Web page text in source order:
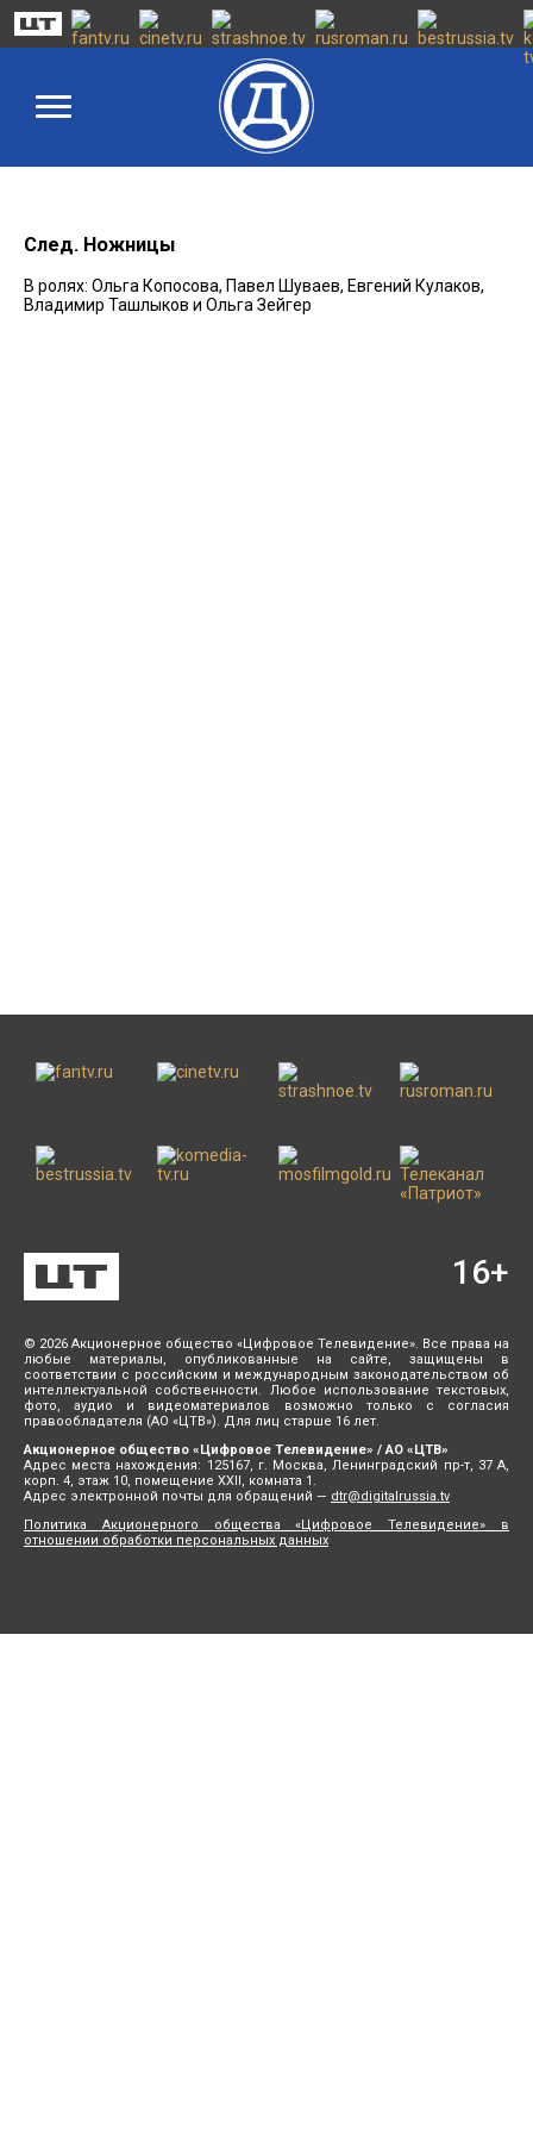
След. Ножницы
В ролях: Ольга Копосова, Павел Шуваев, Евгений Кулаков,
Владимир Ташлыков и Ольга Зейгер
© 2026 Акционерное общество «Цифровое Телевидение». Все права на
любые материалы, опубликованные на сайте, защищены в
соответствии с российским и международным законодательством об
интеллектуальной собственности. Любое использование текстовых,
фото, аудио и видеоматериалов возможно только с согласия
правообладателя (АО «ЦТВ»). Для лиц старше 16 лет.
Акционерное общество «Цифровое Телевидение» / АО «ЦТВ»
Адрес места нахождения: 125167, г. Москва, Ленинградский пр-т, 37 А,
корп. 4, этаж 10, помещение XXII, комната 1.
Адрес электронной почты для обращений — dtr@digitalrussia.tv
Политика Акционерного общества «Цифровое Телевидение» в
отношении обработки персональных данных
16+